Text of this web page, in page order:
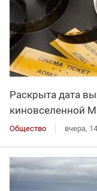
Раскрыта дата
киновселенной
Общество вчера,